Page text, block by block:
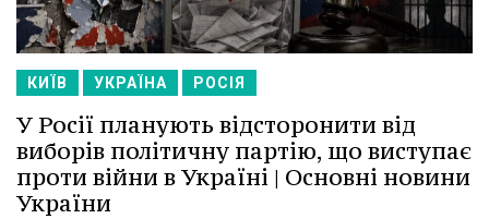
КИЇВ УКРАЇНА РОСІЯ
У Росії планують відсторонити від
виборів політичну партію, що виступає
проти війни в Україні | Основні новини
України